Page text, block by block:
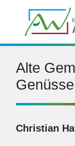
Alte
Genüsse
Christian